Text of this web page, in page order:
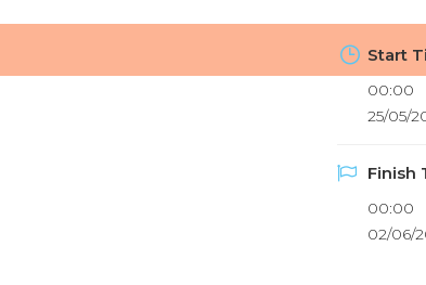
Start
00:00
25/05/
Finish
00:00
02/06/